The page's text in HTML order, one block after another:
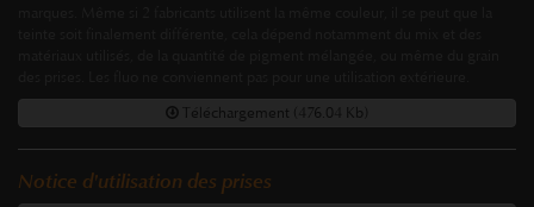
Téléchargement (476.04 Kb)
Notice d'utilisation des prises